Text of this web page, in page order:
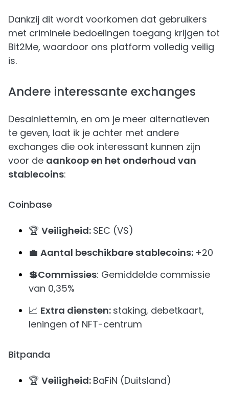
Dankzij dit wordt voorkomen dat gebruikers
met criminele bedoelingen toegang krijgen tot
Bit2Me, waardoor ons platform volledig veilig
is.
Andere interessante exchanges
Desalniettemin, en om je meer alternatieven
te geven, laat ik je achter met andere
exchanges die ook interessant kunnen zijn
voor de aankoop en het onderhoud van
stablecoins:
Coinbase
🏆 Veiligheid: SEC (VS)
💼 Aantal beschikbare stablecoins: +20
💲Commissies: Gemiddelde commissie
van 0,35%
📈 Extra diensten: staking, debetkaart,
leningen of NFT-centrum
Bitpanda
🏆 Veiligheid: BaFiN (Duitsland)